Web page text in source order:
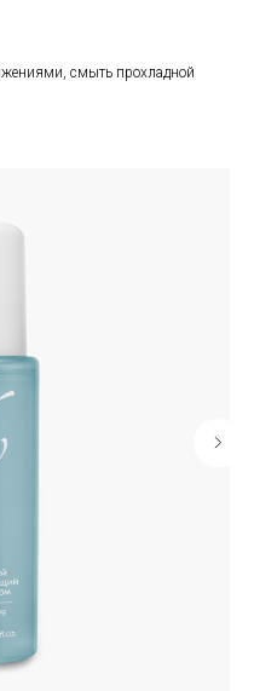
смыть прохладной